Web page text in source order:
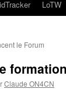
LoTW
le Forum
Claude ON4CN